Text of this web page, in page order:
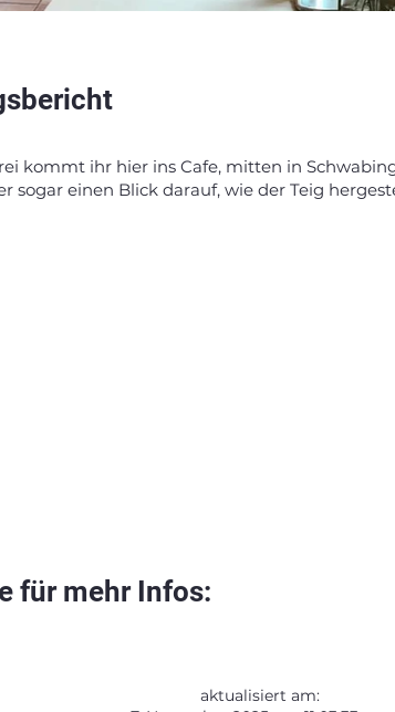
kommt ihr hier ins Cafe, mitten in
sogar einen Blick darauf, wie der Teig
für mehr Infos:
aktualisiert am: